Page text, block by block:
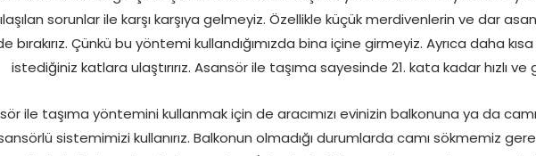
sorunlar ile karşı karşıya gelmeyiz. Özellikle küçük merdivenlerin ve dar
bırakırız. Çünkü bu yöntemi kullandığımızda bina içine girmeyiz. Ayrıca daha
istediğiniz katlara ulaştırırız. Asansör ile taşıma sayesinde 21. kata kadar hızlı ve
ile taşıma yöntemini kullanmak için de aracımızı evinizin balkonuna ya da
sistemimizi kullanırız. Balkonun olmadığı durumlarda camı sökmemiz